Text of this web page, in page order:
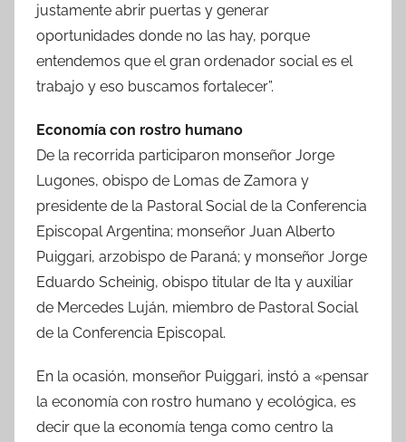
justamente abrir puertas y generar
oportunidades donde no las hay, porque
entendemos que el gran ordenador social es el
trabajo y eso buscamos fortalecer”.
Economía con rostro humano
De la recorrida participaron monseñor Jorge
Lugones, obispo de Lomas de Zamora y
presidente de la Pastoral Social de la Conferencia
Episcopal Argentina; monseñor Juan Alberto
Puiggari, arzobispo de Paraná; y monseñor Jorge
Eduardo Scheinig, obispo titular de Ita y auxiliar
de Mercedes Luján, miembro de Pastoral Social
de la Conferencia Episcopal.
En la ocasión, monseñor Puiggari, instó a «pensar
la economía con rostro humano y ecológica, es
decir que la economía tenga como centro la